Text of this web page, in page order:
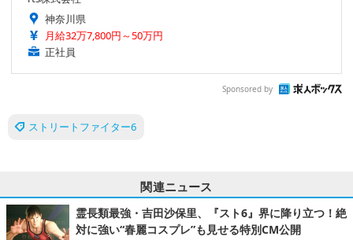
神奈川県
月給32万7,800円～50万円
正社員
Sponsored by
ストリートファイター6
関連ニュース
霊長類最強・吉田沙保里、『スト6』界に降り立つ！絶
対に強い“春麗コスプレ”も見せる特別CM公開